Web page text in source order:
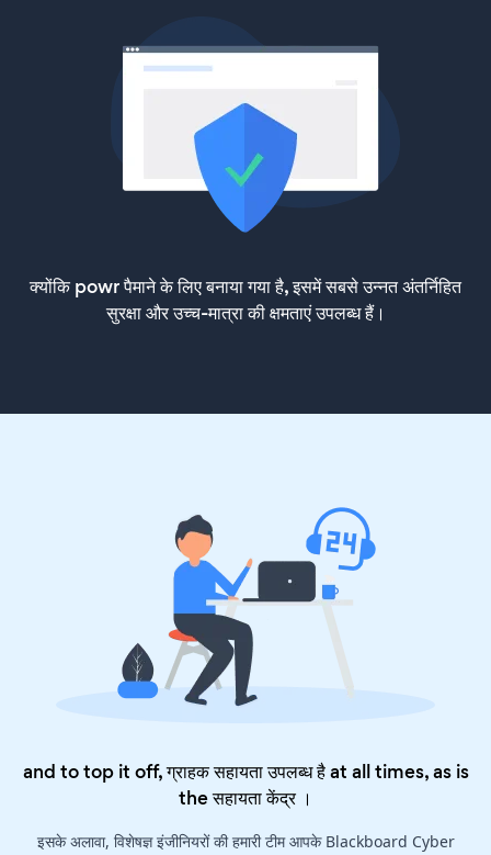
क्योंकि powr पैमाने के लिए बनाया गया है, इसमें सबसे उन्नत अंतर्निहित
सुरक्षा और उच्च-मात्रा की क्षमताएं उपलब्ध हैं।
and to top it off, ग्राहक सहायता उपलब्ध है at all times, as is
theसहायता केंद्र।
इसके अलावा, विशेषज्ञ इंजीनियरों की हमारी टीम आपके Blackboard Cyber